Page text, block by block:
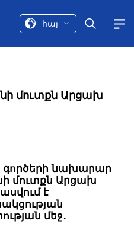
հայ
մուտքն Արցախ
նախարար
մուտքն Արցախ
է
մեջ․